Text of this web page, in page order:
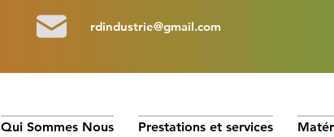
rdindustrie@gmail.com
Qui Sommes Nous Prestations et services